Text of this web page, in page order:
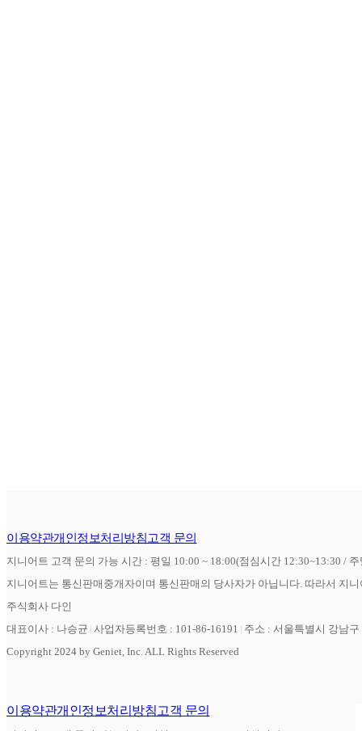
이용약관개인정보처리방침고객 문의
지니어트 고객 문의 가능 시간 : 평일 10:00 ~ 18:00(점심시간 12:30~13:30 /
지니어트는 통신판매중개자이며 통신판매의 당사자가 아닙니다. 따라서 지
주식회사 다인
대표이사 : 나승균 사업자등록번호 : 101-86-16191
주소 : 서울특별시 강남
Copyright 2024 by Geniet, Inc. ALL Rights Reserved
이용약관개인정보처리방침고객 문의